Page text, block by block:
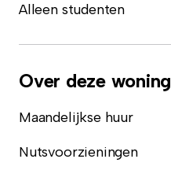
Alleen studenten
Over deze woning
Maandelijkse huur
Nutsvoorzieningen